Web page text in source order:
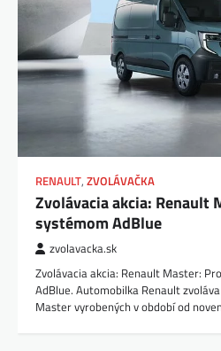
RENAULT, ZVOLÁVAČKA
Zvolávacia akcia: Renault
systémom AdBlue
zvolavacka.sk
Zvolávacia akcia: Renault Master:
AdBlue. Automobilka Renault
Master vyrobených v období od